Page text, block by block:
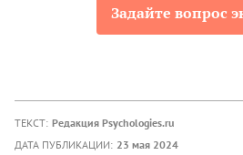
Задайте вопрос
ТЕКСТ: Редакция Psychologies.ru
ДАТА ПУБЛИКАЦИИ: 23 мая 2024